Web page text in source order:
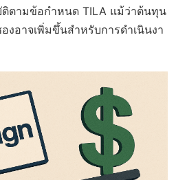
ตามข้อกำหนด TILA แม้ว่าต้นทุน
งอาจเพิ่มขึ้นสำหรับการดำเนินงา